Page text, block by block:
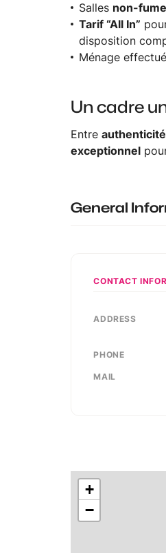
Salles non-
Tarif “All In”
disposition
Ménage
Un cadre
Entre
exceptionnel
General
CONTACT
ADDRESS
PHONE
MAIL
+
−